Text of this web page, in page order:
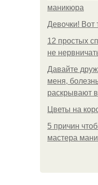
маникюра
Девочки! Вот
12 простых
не
Давайте
меня,
раскрывают в
Цветы на
5 причин
мастера